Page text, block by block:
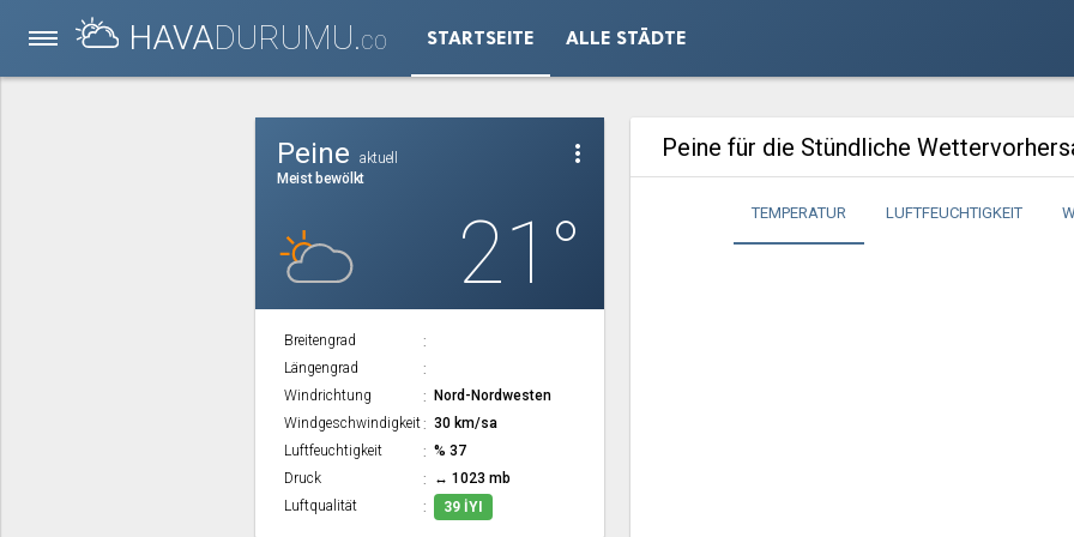
HAVADURUMU.CO STARTSEITE ALLE STÄDTE
more_vert
Peine
aktuell
Meist bewölkt
21°
Breitengrad
Längengrad
Windrichtung
Nord-Nordwesten
Windgeschwindigkeit
30 km/sa
Luftfeuchtigkeit
% 37
Druck
↔ 1023 mb
Luftqualität
39 İYI
Peine für die Stündliche
TEMPERATUR LUFTFEUCHTIGKEIT